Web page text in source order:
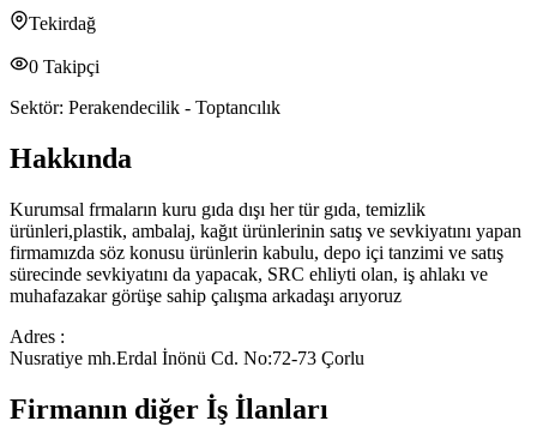
Tekirdağ
0 Takipçi
Sektör: Perakendecilik - Toptancılık
Hakkında
Kurumsal frmaların kuru gıda dışı her tür gıda, temizlik
ürünleri,plastik, ambalaj, kağıt ürünlerinin satış ve sevkiyatını yapan
firmamızda söz konusu ürünlerin kabulu, depo içi tanzimi ve satış
sürecinde sevkiyatını da yapacak, SRC ehliyti olan, iş ahlakı ve
muhafazakar görüşe sahip çalışma arkadaşı arıyoruz
Adres :
Nusratiye mh.Erdal İnönü Cd. No:72-73 Çorlu
Firmanın diğer İş İlanları